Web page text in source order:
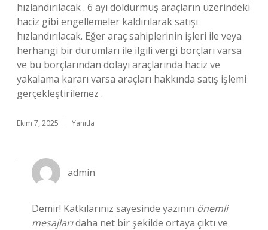
hızlandırılacak . 6 ayı doldurmuş araçların üzerindeki
haciz gibi engellemeler kaldırılarak satışı
hızlandırılacak. Eğer araç sahiplerinin işleri ile veya
herhangi bir durumları ile ilgili vergi borçları varsa
ve bu borçlarından dolayı araçlarında haciz ve
yakalama kararı varsa araçları hakkında satış işlemi
gerçekleştirilemez .
Ekim 7, 2025 Yanıtla
admin
Demir! Katkılarınız sayesinde yazının önemli
mesajlarıdaha net bir şekilde ortaya çıktı ve